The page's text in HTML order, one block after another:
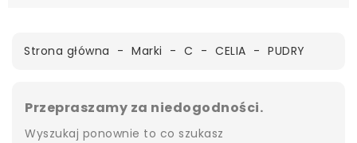
Strona główna Marki C CELIA PUDRY
Przepraszamy za niedogodności.
Wyszukaj ponownie to co szukasz